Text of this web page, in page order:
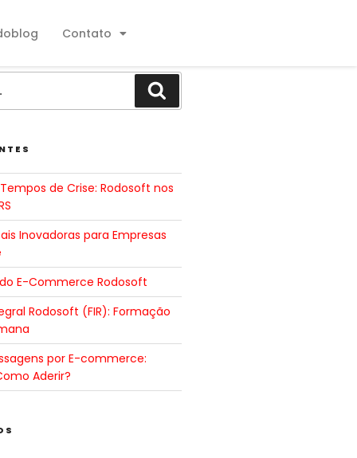
Contato
de Crise: Rodosoft nos
Inovadoras para Empresas
E-Commerce Rodosoft
Rodosoft (FIR): Formação
por E-commerce:
Aderir?